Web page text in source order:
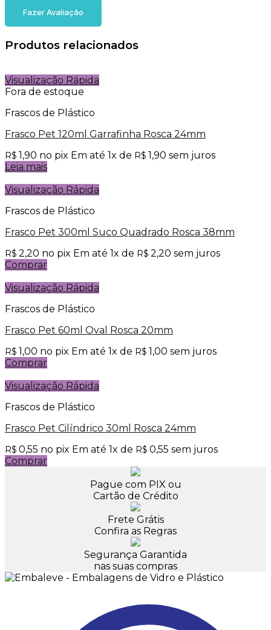
Fazer Avaliação
Produtos relacionados
Visualização Rápida
Fora de estoque
Frascos de Plástico
Frasco Pet 120ml Garrafinha Rosca 24mm
R$ 1,90 no pix Em até 1x de R$ 1,90 sem juros
Leia mais
Visualização Rápida
Frascos de Plástico
Frasco Pet 300ml Suco Quadrado Rosca 38mm
R$ 2,20 no pix Em até 1x de R$ 2,20 sem juros
Comprar
Visualização Rápida
Frascos de Plástico
Frasco Pet 60ml Oval Rosca 20mm
R$ 1,00 no pix Em até 1x de R$ 1,00 sem juros
Comprar
Visualização Rápida
Frascos de Plástico
Frasco Pet Cilíndrico 30ml Rosca 24mm
R$ 0,55 no pix Em até 1x de R$ 0,55 sem juros
Comprar
Pague com PIX ou
Cartão de Crédito
Frete Grátis
Confira as Regras
Segurança Garantida
nas suas compras